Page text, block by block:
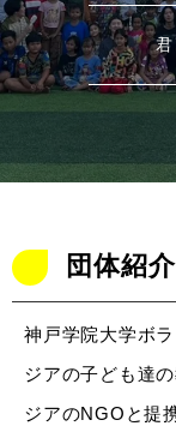
団体紹介
神戸学院大学ボ
ジアの子ども達
ジアのNGOと提